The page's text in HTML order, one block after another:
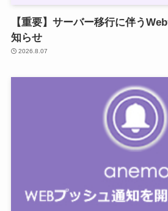
【重要】サーバー移行に伴う
知らせ
2026.8.07